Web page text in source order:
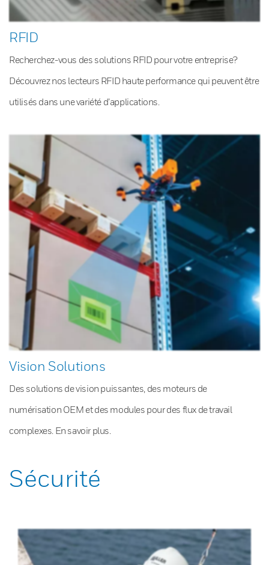
RFID
Recherchez-vous des solutions RFID pour votre entreprise?
Découvrez nos lecteurs RFID haute performance qui peuvent être
utilisés dans une variété d’applications.
Vision Solutions
Des solutions de vision puissantes, des moteurs de
numérisation OEM et des modules pour des flux de travail
complexes. En savoir plus.
Sécurité